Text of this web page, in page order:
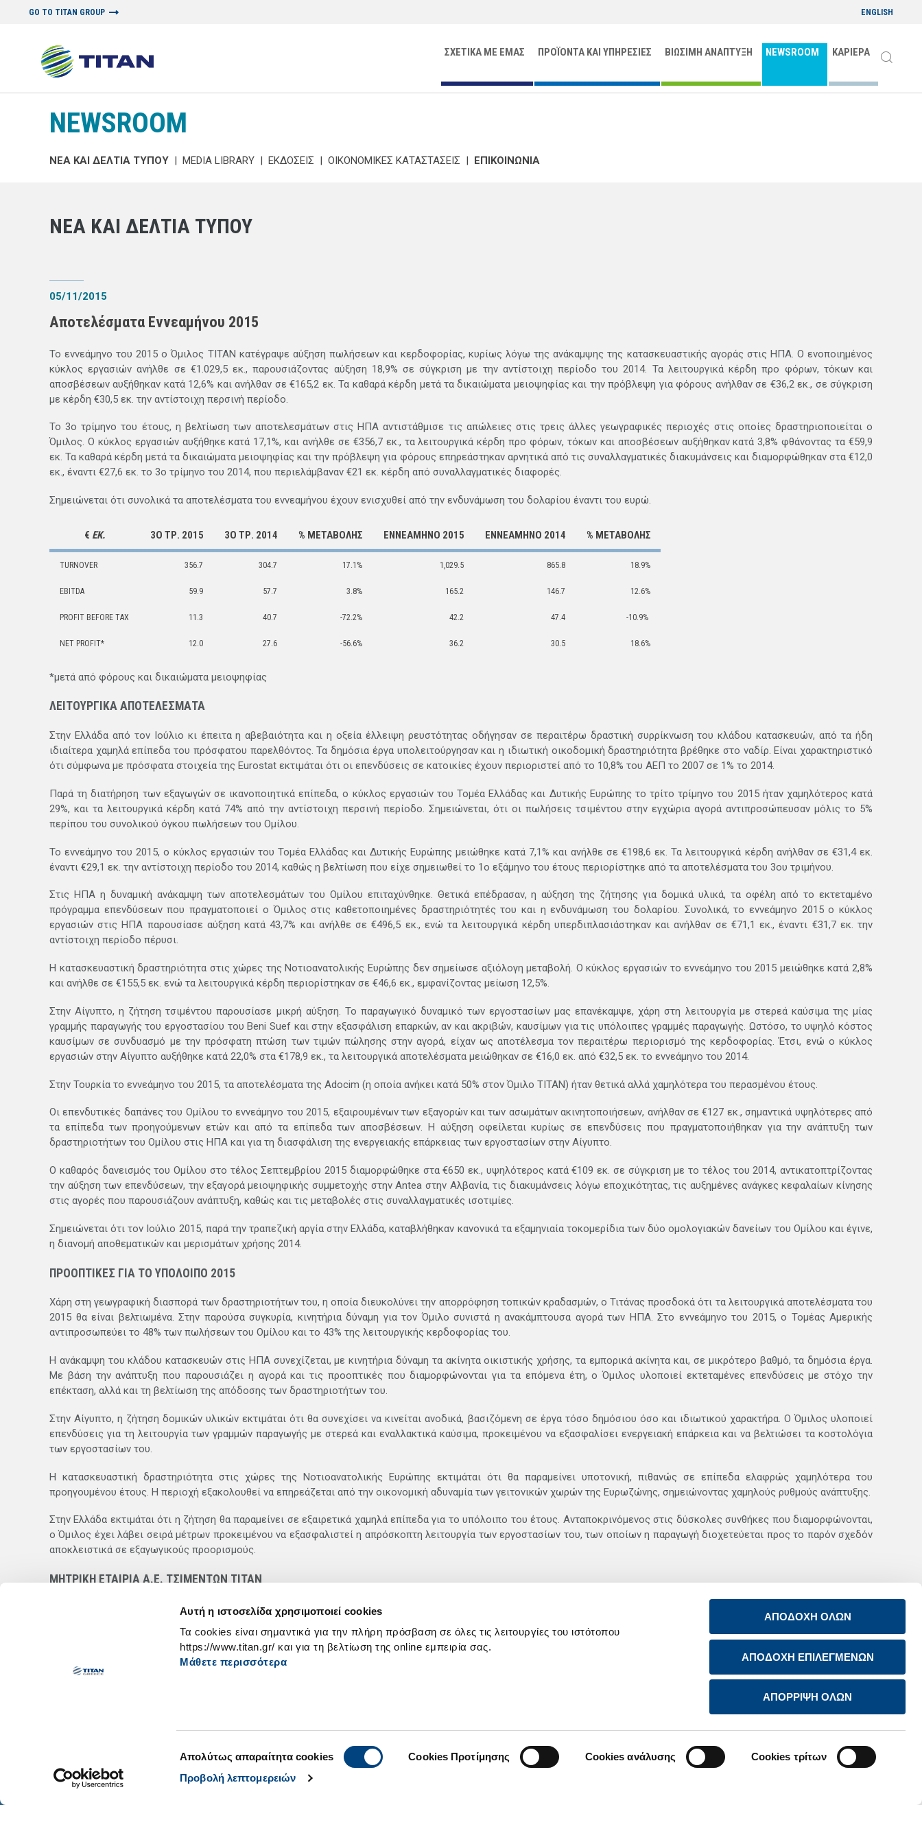
Αυτή η ιστοσελίδα χρησιμοποιεί cookies
Τα cookies είναι σημαντικά για την πλήρη πρόσβαση σε όλες τις λειτουργίες του ιστότοπου
https://www.titan.gr/ και για τη βελτίωση της online εμπειρία σας.
Μάθετε περισσότερα
συγκατάθεσης
Απολύτως απαραίτητα cookies Cookies Προτίμησης Cookies ανάλυσης
Cookies τρίτων
Προβολή λεπτομερειών
ΑΠΟΔΟΧΗ ΟΛΩΝ
ΑΠΟΔΟΧΗ ΕΠΙΛΕΓΜΕΝΩΝ
ΑΠΟΡΡΙΨΗ ΟΛΩΝ
GO TO TITAN GROUP ENGLISH
ΣΧΕΤΙΚΑ ΜΕ ΕΜΑΣ ΠΡΟΪΟΝΤΑ ΚΑΙ ΥΠΗΡΕΣΙΕΣ ΒΙΩΣΙΜΗ ΑΝΑΠΤΥΞΗ NEWSROOM ΚΑΡΙΕΡΑ
NEWSROOM
ΝΕΑ ΚΑΙ ΔΕΛΤΙΑ ΤΥΠΟΥ | MEDIA LIBRARY | ΕΚΔΟΣΕΙΣ | ΟΙΚΟΝΟΜΙΚΕΣ ΚΑΤΑΣΤΑΣΕΙΣ | ΕΠΙΚΟΙΝΩΝΙΑ
ΝΕΑ ΚΑΙ ΔΕΛΤΙΑ ΤΥΠΟΥ
05/11/2015
Αποτελέσματα Εννεαμήνου 2015
Το εννεάμηνο του 2015 ο Όμιλος ΤΙΤΑΝ κατέγραψε αύξηση πωλήσεων και κερδοφορίας, κυρίως λόγω της ανάκαμψης της κατασκευαστικής αγοράς στις ΗΠΑ. Ο ενοποιημένος
κύκλος εργασιών ανήλθε σε €1.029,5 εκ., παρουσιάζοντας αύξηση 18,9% σε σύγκριση με την αντίστοιχη περίοδο του 2014. Τα λειτουργικά κέρδη προ φόρων, τόκων και
αποσβέσεων αυξήθηκαν κατά 12,6% και ανήλθαν σε €165,2 εκ. Τα καθαρά κέρδη μετά τα δικαιώματα μειοψηφίας και την πρόβλεψη για φόρους ανήλθαν σε €36,2 εκ., σε σύγκριση
με κέρδη €30,5 εκ. την αντίστοιχη περσινή περίοδο.
Το 3ο τρίμηνο του έτους, η βελτίωση των αποτελεσμάτων στις ΗΠΑ αντιστάθμισε τις απώλειες στις τρεις άλλες γεωγραφικές περιοχές στις οποίες δραστηριοποιείται ο
Όμιλος. Ο κύκλος εργασιών αυξήθηκε κατά 17,1%, και ανήλθε σε €356,7 εκ., τα λειτουργικά κέρδη προ φόρων, τόκων και αποσβέσεων αυξήθηκαν κατά 3,8% φθάνοντας τα €59,9
εκ. Τα καθαρά κέρδη μετά τα δικαιώματα μειοψηφίας και την πρόβλεψη για φόρους επηρεάστηκαν αρνητικά από τις συναλλαγματικές διακυμάνσεις και διαμορφώθηκαν στα €12,0
εκ., έναντι €27,6 εκ. το 3ο τρίμηνο του 2014, που περιελάμβαναν €21 εκ. κέρδη από συναλλαγματικές διαφορές.
Σημειώνεται ότι συνολικά τα αποτελέσματα του εννεαμήνου έχουν ενισχυθεί από την ενδυνάμωση του δολαρίου έναντι του ευρώ.
€ ΕΚ. 3Ο ΤΡ. 2015 3Ο ΤΡ. 2014 % ΜΕΤΑΒΟΛΗΣ ΕΝΝΕΑΜΗΝΟ 2015 ΕΝΝΕΑΜΗΝΟ 2014 % ΜΕΤΑΒΟΛΗΣ
TURNOVER 356.7 304.7 17.1% 1,029.5 865.8 18.9%
EBITDA 59.9 57.7 3.8% 165.2 146.7 12.6%
PROFIT BEFORE TAX 11.3 40.7 -72.2% 42.2 47.4 -10.9%
NET PROFIT* 12.0 27.6 -56.6% 36.2 30.5 18.6%
*μετά από φόρους και δικαιώματα μειοψηφίας
ΛΕΙΤΟΥΡΓΙΚΑ ΑΠΟΤΕΛΕΣΜΑΤΑ
Στην Ελλάδα από τον Ιούλιο κι έπειτα η αβεβαιότητα και η οξεία έλλειψη ρευστότητας οδήγησαν σε περαιτέρω δραστική συρρίκνωση του κλάδου κατασκευών, από τα ήδη
ιδιαίτερα χαμηλά επίπεδα του πρόσφατου παρελθόντος. Τα δημόσια έργα υπολειτούργησαν και η ιδιωτική οικοδομική δραστηριότητα βρέθηκε στο ναδίρ. Είναι χαρακτηριστικό
ότι σύμφωνα με πρόσφατα στοιχεία της Eurostat εκτιμάται ότι οι επενδύσεις σε κατοικίες έχουν περιοριστεί από το 10,8% του ΑΕΠ το 2007 σε 1% το 2014.
Παρά τη διατήρηση των εξαγωγών σε ικανοποιητικά επίπεδα, ο κύκλος εργασιών του Τομέα Ελλάδας και Δυτικής Ευρώπης το τρίτο τρίμηνο του 2015 ήταν χαμηλότερος κατά
29%, και τα λειτουργικά κέρδη κατά 74% από την αντίστοιχη περσινή περίοδο. Σημειώνεται, ότι οι πωλήσεις τσιμέντου στην εγχώρια αγορά αντιπροσώπευσαν μόλις το 5%
περίπου του συνολικού όγκου πωλήσεων του Ομίλου.
Το εννεάμηνο του 2015, ο κύκλος εργασιών του Τομέα Ελλάδας και Δυτικής Ευρώπης μειώθηκε κατά 7,1% και ανήλθε σε €198,6 εκ. Τα λειτουργικά κέρδη ανήλθαν σε €31,4 εκ.
έναντι €29,1 εκ. την αντίστοιχη περίοδο του 2014, καθώς η βελτίωση που είχε σημειωθεί το 1ο εξάμηνο του έτους περιορίστηκε από τα αποτελέσματα του 3ου τριμήνου.
Στις ΗΠΑ η δυναμική ανάκαμψη των αποτελεσμάτων του Ομίλου επιταχύνθηκε. Θετικά επέδρασαν, η αύξηση της ζήτησης για δομικά υλικά, τα οφέλη από το εκτεταμένο
πρόγραμμα επενδύσεων που πραγματοποιεί ο Όμιλος στις καθετοποιημένες δραστηριότητές του και η ενδυνάμωση του δολαρίου. Συνολικά, το εννεάμηνο 2015 ο κύκλος
εργασιών στις ΗΠΑ παρουσίασε αύξηση κατά 43,7% και ανήλθε σε €496,5 εκ., ενώ τα λειτουργικά κέρδη υπερδιπλασιάστηκαν και ανήλθαν σε €71,1 εκ., έναντι €31,7 εκ. την
αντίστοιχη περίοδο πέρυσι.
Η κατασκευαστική δραστηριότητα στις χώρες της Νοτιοανατολικής Ευρώπης δεν σημείωσε αξιόλογη μεταβολή. Ο κύκλος εργασιών το εννεάμηνο του 2015 μειώθηκε κατά 2,8%
και ανήλθε σε €155,5 εκ. ενώ τα λειτουργικά κέρδη περιορίστηκαν σε €46,6 εκ., εμφανίζοντας μείωση 12,5%.
Στην Αίγυπτο, η ζήτηση τσιμέντου παρουσίασε μικρή αύξηση. Το παραγωγικό δυναμικό των εργοστασίων μας επανέκαμψε, χάρη στη λειτουργία με στερεά καύσιμα της μίας
γραμμής παραγωγής του εργοστασίου του Beni Suef και στην εξασφάλιση επαρκών, αν και ακριβών, καυσίμων για τις υπόλοιπες γραμμές παραγωγής. Ωστόσο, το υψηλό κόστος
καυσίμων σε συνδυασμό με την πρόσφατη πτώση των τιμών πώλησης στην αγορά, είχαν ως αποτέλεσμα τον περαιτέρω περιορισμό της κερδοφορίας. Έτσι, ενώ ο κύκλος
εργασιών στην Αίγυπτο αυξήθηκε κατά 22,0% στα €178,9 εκ., τα λειτουργικά αποτελέσματα μειώθηκαν σε €16,0 εκ. από €32,5 εκ. το εννεάμηνο του 2014.
Στην Τουρκία το εννεάμηνο του 2015, τα αποτελέσματα της Adocim (η οποία ανήκει κατά 50% στον Όμιλο ΤΙΤΑΝ) ήταν θετικά αλλά χαμηλότερα του περασμένου έτους.
Οι επενδυτικές δαπάνες του Ομίλου το εννεάμηνο του 2015, εξαιρουμένων των εξαγορών και των ασωμάτων ακινητοποιήσεων, ανήλθαν σε €127 εκ., σημαντικά υψηλότερες από
τα επίπεδα των προηγούμενων ετών και από τα επίπεδα των αποσβέσεων. Η αύξηση οφείλεται κυρίως σε επενδύσεις που πραγματοποιήθηκαν για την ανάπτυξη των
δραστηριοτήτων του Ομίλου στις ΗΠΑ και για τη διασφάλιση της ενεργειακής επάρκειας των εργοστασίων στην Αίγυπτο.
Ο καθαρός δανεισμός του Ομίλου στο τέλος Σεπτεμβρίου 2015 διαμορφώθηκε στα €650 εκ., υψηλότερος κατά €109 εκ. σε σύγκριση με το τέλος του 2014, αντικατοπτρίζοντας
την αύξηση των επενδύσεων, την εξαγορά μειοψηφικής συμμετοχής στην Antea στην Αλβανία, τις διακυμάνσεις λόγω εποχικότητας, τις αυξημένες ανάγκες κεφαλαίων κίνησης
στις αγορές που παρουσιάζουν ανάπτυξη, καθώς και τις μεταβολές στις συναλλαγματικές ισοτιμίες.
Σημειώνεται ότι τον Ιούλιο 2015, παρά την τραπεζική αργία στην Ελλάδα, καταβλήθηκαν κανονικά τα εξαμηνιαία τοκομερίδια των δύο ομολογιακών δανείων του Ομίλου και έγινε,
η διανομή αποθεματικών και μερισμάτων χρήσης 2014.
ΠΡΟΟΠΤΙΚΕΣ ΓΙΑ ΤΟ ΥΠΟΛΟΙΠΟ 2015
Χάρη στη γεωγραφική διασπορά των δραστηριοτήτων του, η οποία διευκολύνει την απορρόφηση τοπικών κραδασμών, ο Τιτάνας προσδοκά ότι τα λειτουργικά αποτελέσματα του
2015 θα είναι βελτιωμένα. Στην παρούσα συγκυρία, κινητήρια δύναμη για τον Όμιλο συνιστά η ανακάμπτουσα αγορά των ΗΠΑ. Στο εννεάμηνο του 2015, ο Τομέας Αμερικής
αντιπροσωπεύει το 48% των πωλήσεων του Ομίλου και το 43% της λειτουργικής κερδοφορίας του.
Η ανάκαμψη του κλάδου κατασκευών στις ΗΠΑ συνεχίζεται, με κινητήρια δύναμη τα ακίνητα οικιστικής χρήσης, τα εμπορικά ακίνητα και, σε μικρότερο βαθμό, τα δημόσια έργα.
Με βάση την ανάπτυξη που παρουσιάζει η αγορά και τις προοπτικές που διαμορφώνονται για τα επόμενα έτη, ο Όμιλος υλοποιεί εκτεταμένες επενδύσεις με στόχο την
επέκταση, αλλά και τη βελτίωση της απόδοσης των δραστηριοτήτων του.
Στην Αίγυπτο, η ζήτηση δομικών υλικών εκτιμάται ότι θα συνεχίσει να κινείται ανοδικά, βασιζόμενη σε έργα τόσο δημόσιου όσο και ιδιωτικού χαρακτήρα. Ο Όμιλος υλοποιεί
επενδύσεις για τη λειτουργία των γραμμών παραγωγής με στερεά και εναλλακτικά καύσιμα, προκειμένου να εξασφαλίσει ενεργειακή επάρκεια και να βελτιώσει τα κοστολόγια
των εργοστασίων του.
Η κατασκευαστική δραστηριότητα στις χώρες της Νοτιοανατολικής Ευρώπης εκτιμάται ότι θα παραμείνει υποτονική, πιθανώς σε επίπεδα ελαφρώς χαμηλότερα του
προηγουμένου έτους. Η περιοχή εξακολουθεί να επηρεάζεται από την οικονομική αδυναμία των γειτονικών χωρών της Ευρωζώνης, σημειώνοντας χαμηλούς ρυθμούς ανάπτυξης.
Στην Ελλάδα εκτιμάται ότι η ζήτηση θα παραμείνει σε εξαιρετικά χαμηλά επίπεδα για το υπόλοιπο του έτους. Ανταποκρινόμενος στις δύσκολες συνθήκες που διαμορφώνονται,
ο Όμιλος έχει λάβει σειρά μέτρων προκειμένου να εξασφαλιστεί η απρόσκοπτη λειτουργία των εργοστασίων του, των οποίων η παραγωγή διοχετεύεται προς το παρόν σχεδόν
αποκλειστικά σε εξαγωγικούς προορισμούς.
ΜΗΤΡΙΚΗ ΕΤΑΙΡΙΑ Α.Ε. ΤΣΙΜΕΝΤΩΝ ΤΙΤΑΝ
Το εννεάμηνο του 2015 ο κύκλος εργασιών της «Α.Ε. ΤΣΙΜΕΝΤΩΝ ΤΙΤΑΝ» αυξήθηκε κατά 3,8% στα €204,8 εκ., ενώ τα λειτουργικά κέρδη ανήλθαν σε €31,5 εκ. έναντι €22,6 εκ. την
αντίστοιχη περίοδο του 2014. Τα καθαρά κέρδη για το εννεάμηνο ανήλθαν σε €0,4 εκ. έναντι καθαρών κερδών €6,1 εκ. το εννεάμηνο του 2014, τα οποία όμως είχαν ενισχυθεί από
την είσπραξη μερισμάτων ύψους €20 εκ. από θυγατρικές εταιρίες του εξωτερικού.
Επιστροφή